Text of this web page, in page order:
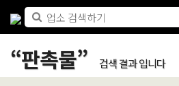
“판촉물” 검색 결과 입니다